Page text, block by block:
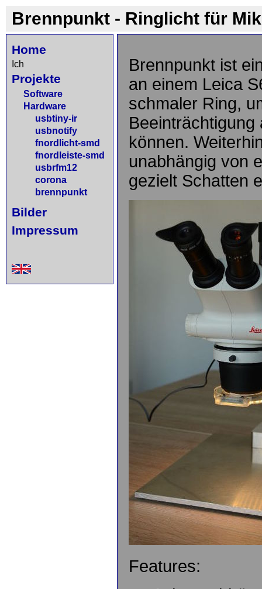
Brennpunkt - Ringlicht für
Home
Ich
Projekte
Software
Hardware
usbtiny-ir
usbnotify
fnordlicht-smd
fnordleiste-smd
usbrfm12
corona
brennpunkt
Bilder
Impressum
Brennpunkt ist
an einem Leica
schmaler Ring,
können.
unabhängig von
gezielt Schatten
Features: